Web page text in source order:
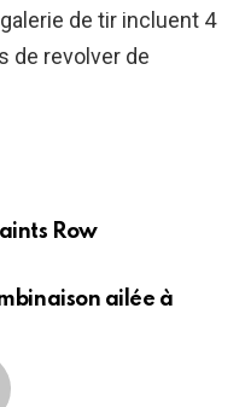
de tir incluent 4
de revolver de
Row
ailée à